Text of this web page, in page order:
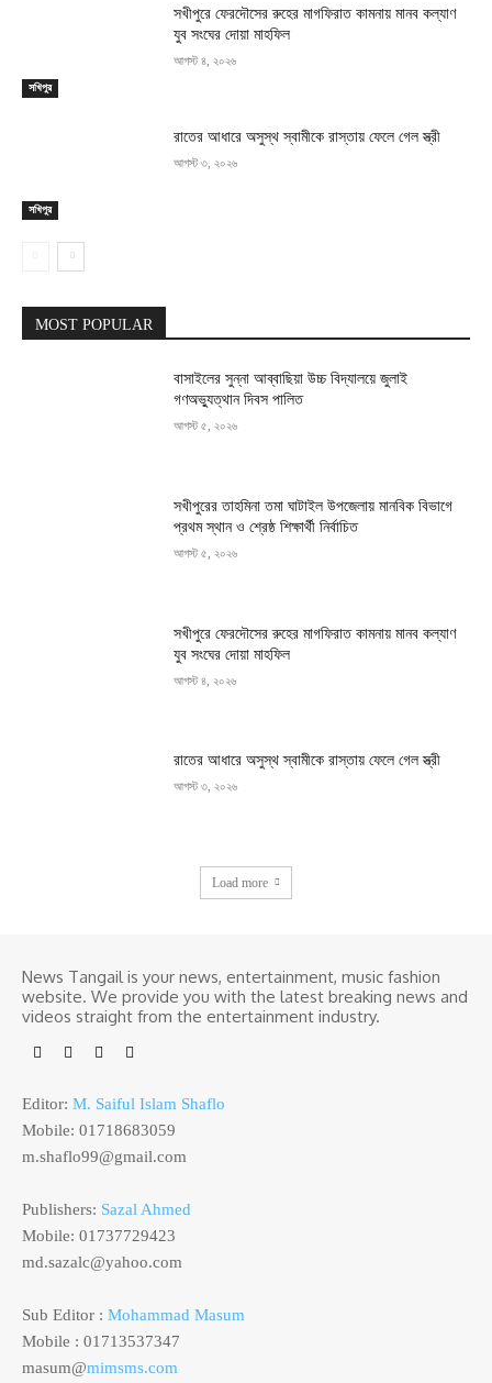
সখিপুর
সখীপুরে ফেরদৌসের রুহের মাগফিরাত কামনায় মানব কল্যাণ
যুব সংঘের দোয়া মাহফিল
আগস্ট ৪, ২০২৬
সখিপুর
রাতের আধারে অসুস্থ স্বামীকে রাস্তায় ফেলে গেল স্ত্রী
আগস্ট ৩, ২০২৬
MOST POPULAR
বাসাইলের সুন্না আব্বাছিয়া উচ্চ বিদ্যালয়ে জুলাই
গণঅভ্যুত্থান দিবস পালিত
আগস্ট ৫, ২০২৬
সখীপুরের তাহমিনা তমা ঘাটাইল উপজেলায় মানবিক বিভাগে
প্রথম স্থান ও শ্রেষ্ঠ শিক্ষার্থী নির্বাচিত
আগস্ট ৫, ২০২৬
সখীপুরে ফেরদৌসের রুহের মাগফিরাত কামনায় মানব কল্যাণ
যুব সংঘের দোয়া মাহফিল
আগস্ট ৪, ২০২৬
রাতের আধারে অসুস্থ স্বামীকে রাস্তায় ফেলে গেল স্ত্রী
আগস্ট ৩, ২০২৬
Load more
News Tangail is your news, entertainment, music fashion
website. We provide you with the latest breaking news and
videos straight from the entertainment industry.
Editor: M. Saiful Islam Shaflo
Mobile: 01718683059
m.shaflo99@gmail.com
Publishers: Sazal Ahmed
Mobile: 01737729423
md.sazalc@yahoo.com
Sub Editor : Mohammad Masum
Mobile : 01713537347
masum@mimsms.com